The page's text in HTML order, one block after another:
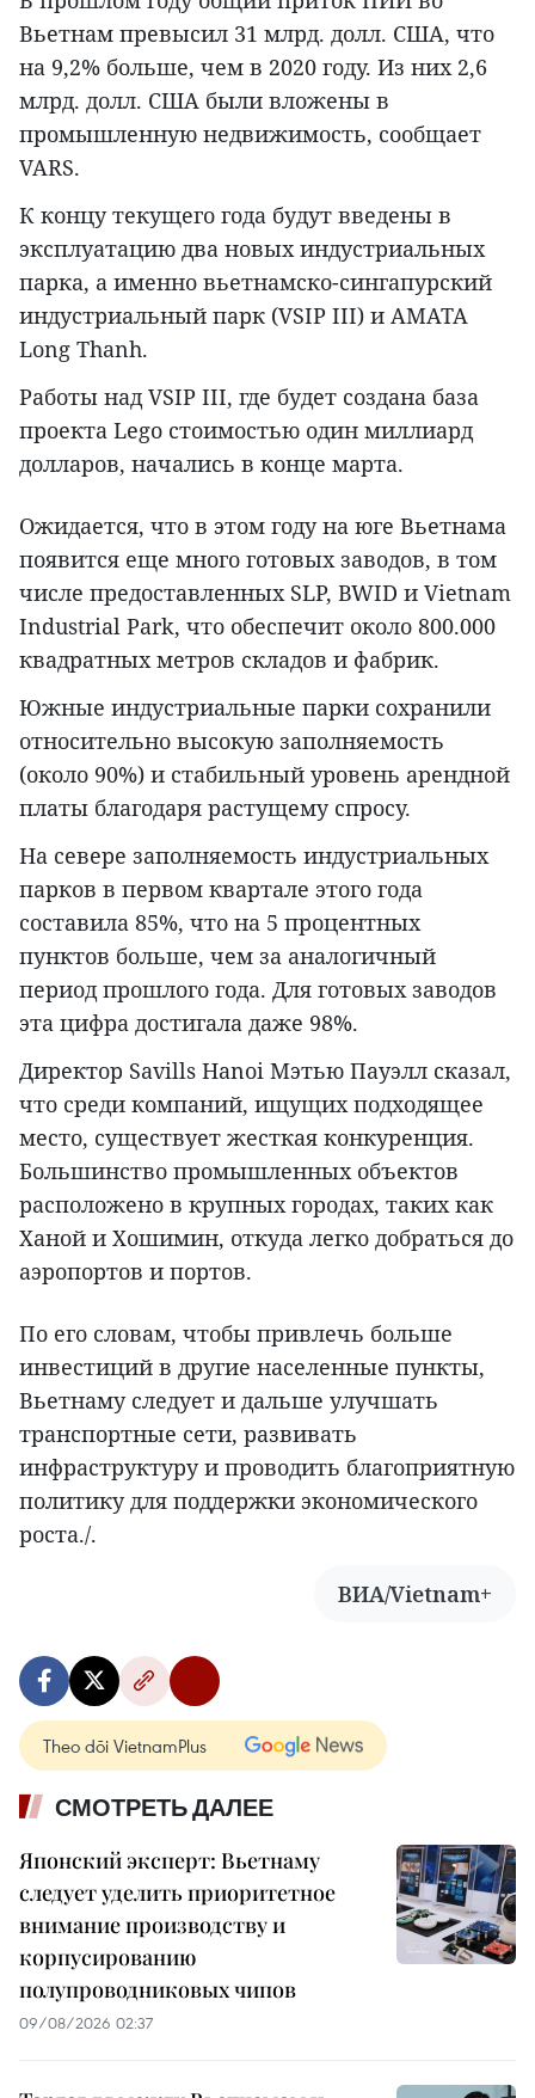
Вьетнам превысил 31 млрд. долл. США, что
на 9,2% больше, чем в 2020 году. Из них 2,6
млрд. долл. США были вложены в
промышленную недвижимость, сообщает
VARS.
К концу текущего года будут введены в
эксплуатацию два новых индустриальных
парка, а именно вьетнамско-сингапурский
индустриальный парк (VSIP III) и AMATA
Long Thanh.
Работы над VSIP III, где будет создана база
проекта Lego стоимостью один миллиард
долларов, начались в конце марта.
Ожидается, что в этом году на юге Вьетнама
появится еще много готовых заводов, в том
числе предоставленных SLP, BWID и Vietnam
Industrial Park, что обеспечит около 800.000
квадратных метров складов и фабрик.
Южные индустриальные парки сохранили
относительно высокую заполняемость
(около 90%) и стабильный уровень арендной
платы благодаря растущему спросу.
На севере заполняемость индустриальных
парков в первом квартале этого года
составила 85%, что на 5 процентных
пунктов больше, чем за аналогичный
период прошлого года. Для готовых заводов
эта цифра достигала даже 98%.
Директор Savills Hanoi Мэтью Пауэлл сказал,
что среди компаний, ищущих подходящее
место, существует жесткая конкуренция.
Большинство промышленных объектов
расположено в крупных городах, таких как
Ханой и Хошимин, откуда легко добраться до
аэропортов и портов.
По его словам, чтобы привлечь больше
инвестиций в другие населенные пункты,
Вьетнаму следует и дальше улучшать
транспортные сети, развивать
инфраструктуру и проводить благоприятную
политику для поддержки экономического
роста./.
ВИА/Vietnam+
Theo dõi VietnamPlus
СМОТРЕТЬ ДАЛЕЕ
Японский эксперт: Вьетнаму
следует уделить приоритетное
внимание производству и
корпусированию
полупроводниковых чипов
09/08/2026 02:37